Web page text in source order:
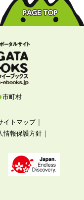
市町村
イトマップ｜
情報保護方針 ｜